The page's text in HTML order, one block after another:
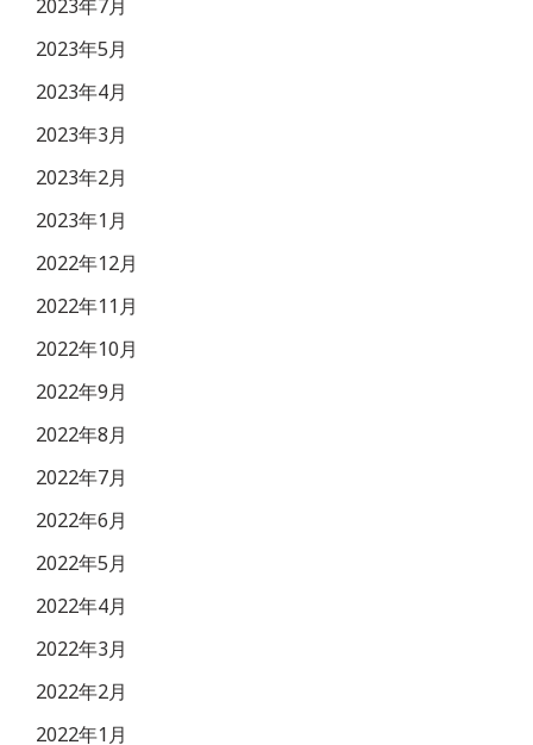
2023年7月
2023年5月
2023年4月
2023年3月
2023年2月
2023年1月
2022年12月
2022年11月
2022年10月
2022年9月
2022年8月
2022年7月
2022年6月
2022年5月
2022年4月
2022年3月
2022年2月
2022年1月